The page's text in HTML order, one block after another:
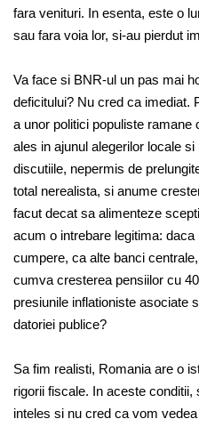
fara venituri. In esenta, este o
sau fara voia lor, si-au pierdut
Va face si BNR-ul un pas mai
deficitului? Nu cred ca imediat.
a unor politici populiste ramane
ales in ajunul alegerilor locale
discutiile, nepermis de
total nerealista, si anume
facut decat sa alimenteze
acum o intrebare legitima:
cumpere, ca alte banci
cumva cresterea pensiilor cu
presiunile inflationiste asociate
datoriei publice?
Sa fim realisti, Romania are o
rigorii fiscale. In aceste
inteles si nu cred ca vom